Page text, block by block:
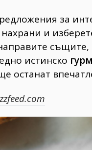
за
и
истинско
останат